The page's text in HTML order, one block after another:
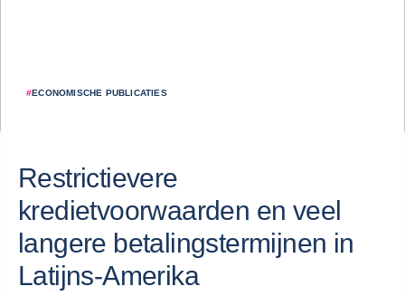
#ECONOMISCHE PUBLICATIES
Restrictievere
kredietvoorwaarden en veel
langere betalingstermijnen in
Latijns-Amerika